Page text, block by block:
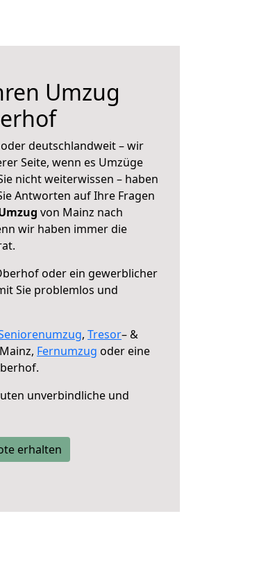
Umzug
deutschlandweit – wir
Seite, wenn es Umzüge
nicht weiterwissen – haben
Antworten auf Ihre Fragen
von Mainz nach
wir haben immer die
oder ein gewerblicher
Sie problemlos und
, Tresor– &
Fernumzug oder eine
unverbindliche und
erhalten